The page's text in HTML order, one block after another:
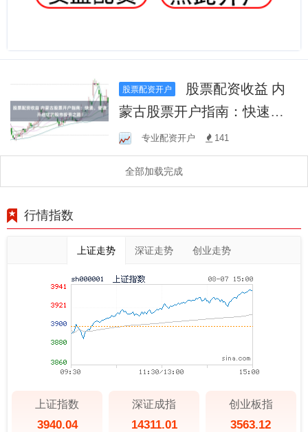
股票配资开户
蒙古股票开户指南：快速、
便捷开启您的股市投资之
路！
专业配资开户 141
全部加载完成
行情指数
上证走势 深证走势 创业走势
上证指数
3940.04
深证成指
14311.01
创业板指
3563.12